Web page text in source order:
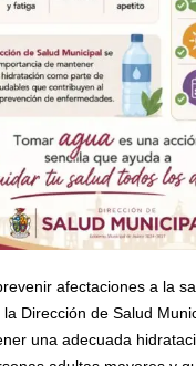
afectaciones a la
Dirección de Salud
una adecuada